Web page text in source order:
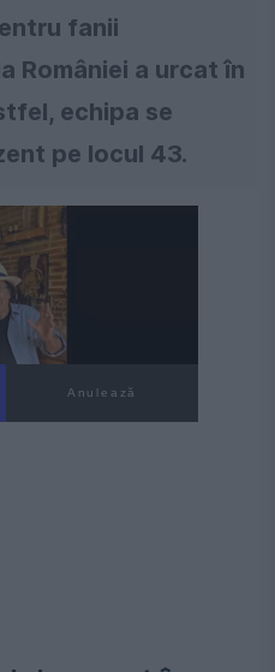
fanii
României a urcat în
echipa se
pe locul 43.
Anulează